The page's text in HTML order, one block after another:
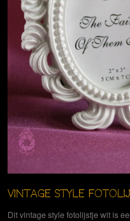
VINTAGE STYLE
Dit vintage style fotolijstje wit is